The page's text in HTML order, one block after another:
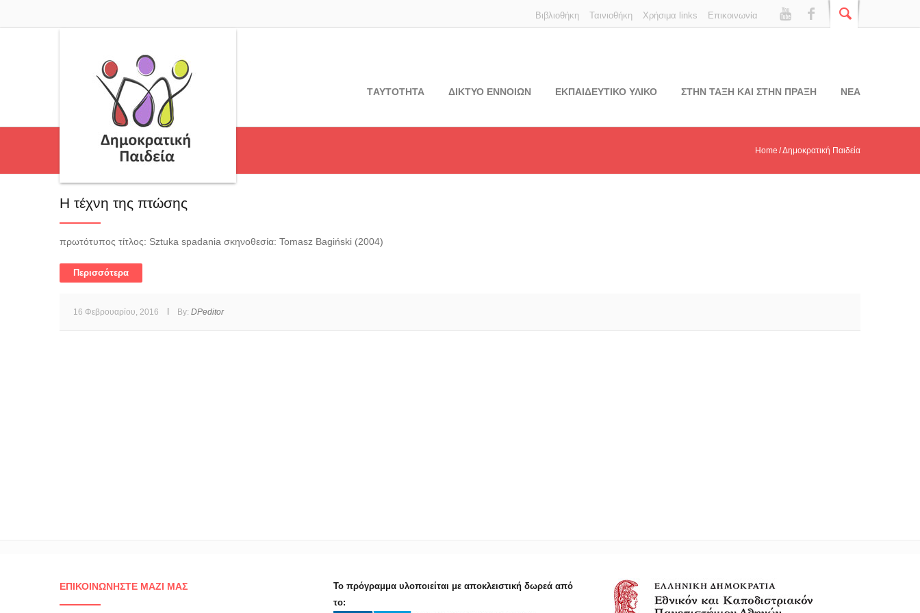
Επικοινωνία
Χρήσιμα links
Ταινιοθήκη
Βιβλιοθήκη
TΑΥΤΟΤΗΤΑ ΔΙΚΤΥΟ ΕΝΝΟΙΩΝ ΕΚΠΑΙΔΕΥΤΙΚΟ ΥΛΙΚΟ ΣΤΗΝ ΤΑΞΗ ΚΑΙ ΣΤΗΝ ΠΡΑΞΗ ΝΕΑ
Home Δημοκρατική Παιδεία
Η τέχνη της πτώσης
πρωτότυπος τίτλος: Sztuka spadania σκηνοθεσία: Tomasz Bagiński (2004)
Περισσότερα
16 Φεβρουαρίου, 2016 By: DPeditor
ΕΠΙΚΟΙΝΩΝΉΣΤΕ ΜΑΖΊ ΜΑΣ
Το πρόγραμμα υλοποιείται με αποκλειστική δωρεά από
το: